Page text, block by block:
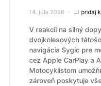
14. júla 2026 pridaj
V reakcii na silný
dvojkolesových
navigácia Sygic pre
cez Apple CarPlay a
Motocyklistom
zároveň poskytuje